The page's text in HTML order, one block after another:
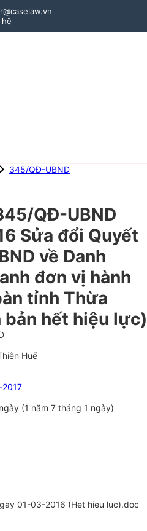
hệ
345/QĐ-UBND
QĐ-UBND
Sửa đổi Quyết
về Danh
đơn vị hành
tỉnh Thừa
bản hết hiệu lực)
Huế
(1 năm 7 tháng 1 ngày)
01-03-2016 (Het hieu luc).doc